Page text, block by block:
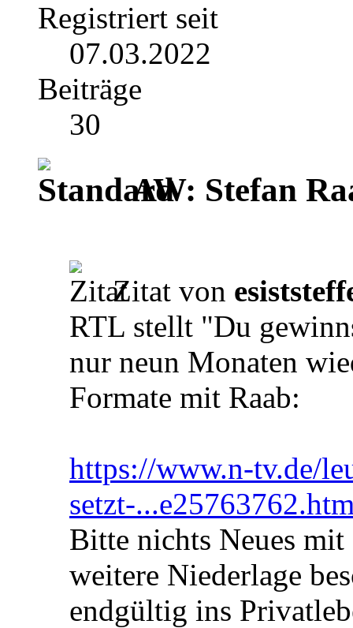
Registriert seit
07.03.2022
Beiträge
30
AW: Stefan
Zitat von
RTL stellt "Du
nur neun Monaten
Formate mit Raab:
https://www.n-tv.de/
setzt-
Bitte nichts Neues
weitere Niederlage
endgültig ins